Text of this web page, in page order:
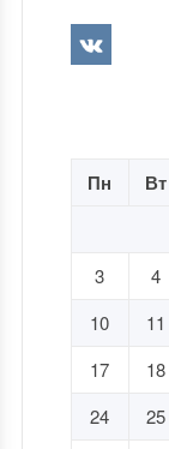
Пн Вт
3
4
10
11
17
18
24
25